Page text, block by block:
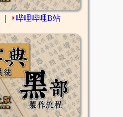
⏵哔哩哔哩B站